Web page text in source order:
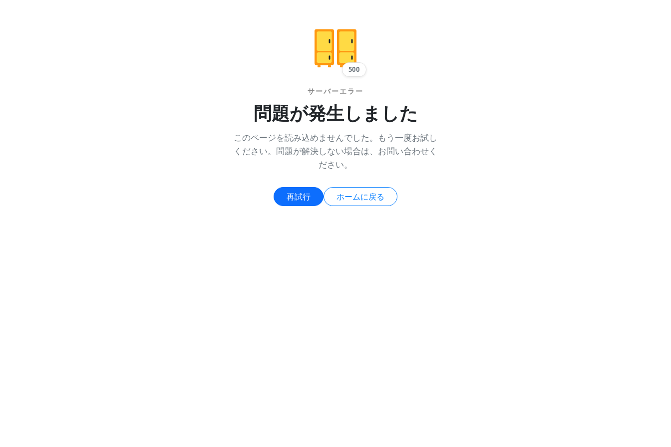
500
サーバーエラー
問題が発生しました
このページを読み込めませんでした。もう一度お試し
ください。問題が解決しない場合は、お問い合わせく
ださい。
再試行 ホームに戻る